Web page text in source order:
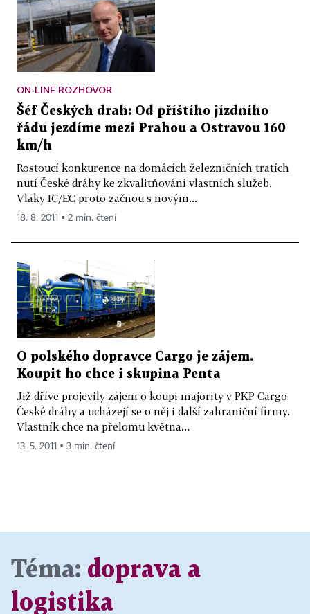
ON-LINE ROZHOVOR
Šéf Českých drah: Od příštího jízdního
řádu jezdíme mezi Prahou a Ostravou 160
km/h
Rostoucí konkurence na domácích železničních tratích
nutí České dráhy ke zkvalitňování vlastních služeb.
Vlaky IC/EC proto začnou s novým...
18. 8. 2011 ▪ 2 min. čtení
O polského dopravce Cargo je zájem.
Koupit ho chce i skupina Penta
Již dříve projevily zájem o koupi majority v PKP Cargo
České dráhy a ucházejí se o něj i další zahraniční firmy.
Vlastník chce na přelomu května...
13. 5. 2011 ▪ 3 min. čtení
Téma: doprava a
logistika